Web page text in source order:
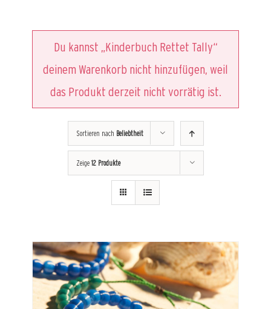
Du kannst „Kinderbuch Rettet Tally“
deinem Warenkorb nicht hinzufügen, weil
das Produkt derzeit nicht vorrätig ist.
Sortieren nach Beliebtheit
Zeige 12 Produkte